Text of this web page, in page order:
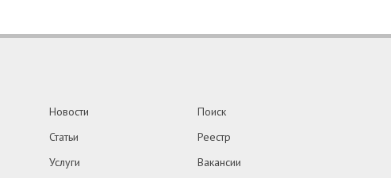
Новости
Статьи
Услуги
Поиск
Реестр
Вакансии